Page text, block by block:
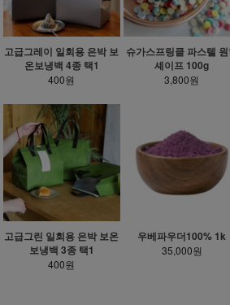
고급그레이 일회용 은박 보
온보냉백 4종 택1
400원
슈가스프링클 파스텔
셰이프 100g
3,800원
고급그린 일회용 은박 보온
보냉백 3종 택1
400원
우베파우더100% 1k
35,000원